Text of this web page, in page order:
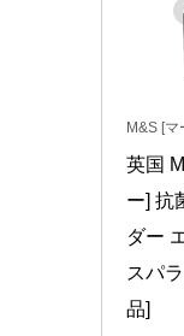
M&S [
英国
ー] 抗
ダー
スパ
品]